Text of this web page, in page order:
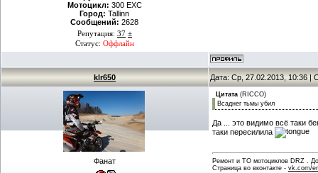
Мотоцикл: 300 EXC
Город: Tallinn
Сообщений: 2628
Репутация: 37 ±
Статус: Оффлайн
klr650 Дата: Ср, 27.02.2013, 10:36 |
Фанат
Цитата (RICCO)
Всаднег тьмы убил
Да ... это видимо всё таки
таки пересилила
Ремонт и ТО мотоциклов DRZ .
Страница во вконтакте - vk.com/